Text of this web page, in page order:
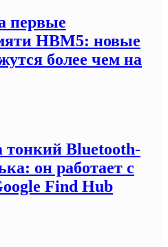
первые
HBM5: новые
более чем на
тонкий Bluetooth-
он работает с
Find Hub